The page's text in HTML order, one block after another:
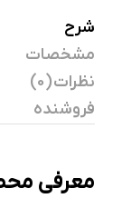
شرح
مشخصات
نظرات (0)
فروشنده
معرفی